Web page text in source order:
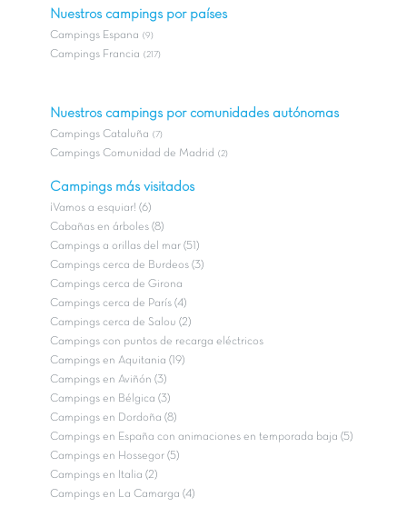
Nuestros campings por países
Campings Espana (9)
Campings Francia (217)
Nuestros campings por comunidades autónomas
Campings Cataluña (7)
Campings Comunidad de Madrid (2)
Campings más visitados
¡Vamos a esquiar! (6)
Cabañas en árboles (8)
Campings a orillas del mar (51)
Campings cerca de Burdeos (3)
Campings cerca de Girona
Campings cerca de París (4)
Campings cerca de Salou (2)
Campings con puntos de recarga eléctricos
Campings en Aquitania (19)
Campings en Aviñón (3)
Campings en Bélgica (3)
Campings en Dordoña (8)
Campings en España con animaciones en temporada baja (5)
Campings en Hossegor (5)
Campings en Italia (2)
Campings en La Camarga (4)